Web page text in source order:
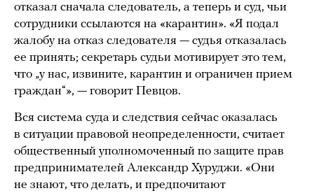
отказал сначала следователь, а теперь и суд, чьи
сотрудники ссылаются на «карантин». «Я подал
жалобу на отказ следователя — судья отказалась
ее принять; секретарь судьи мотивирует это тем,
что „у нас, извините, карантин и ограничен прием
граждан“», — говорит Певцов.
Вся система суда и следствия сейчас оказалась
в ситуации правовой неопределенности, считает
общественный уполномоченный по защите прав
предпринимателей Александр Хуруджи. «Они
не знают, что делать, и предпочитают